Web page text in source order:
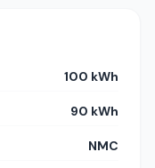
100 kWh
90 kWh
NMC